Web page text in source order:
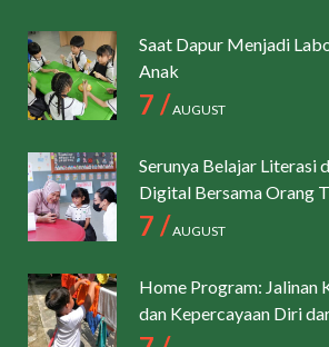
Saat Dapur Menjadi
Anak
7 /AUGUST
Serunya Belajar Literasi
Digital Bersama Orang
7 /AUGUST
Home Program: Jalinan
dan Kepercayaan Diri